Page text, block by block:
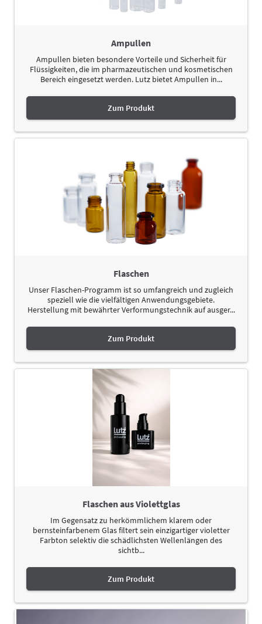
Ampullen
Ampullen bieten besondere Vorteile und Sicherheit für
Flüssigkeiten, die im pharmazeutischen und kosmetischen
Bereich eingesetzt werden. Lutz bietet Ampullen in...
Zum Produkt
Flaschen
Unser Flaschen-Programm ist so umfangreich und zugleich
speziell wie die vielfältigen Anwendungsgebiete.
Herstellung mit bewährter Verformungstechnik auf ausger...
Zum Produkt
Flaschen aus Violettglas
Im Gegensatz zu herkömmlichem klarem oder
bernsteinfarbenem Glas filtert sein einzigartiger violetter
Farbton selektiv die schädlichsten Wellenlängen des
sichtb...
Zum Produkt